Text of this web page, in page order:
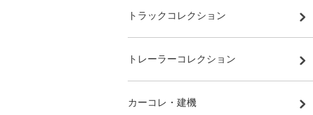
トラックコレクション
トレーラーコレクション
カーコレ・建機